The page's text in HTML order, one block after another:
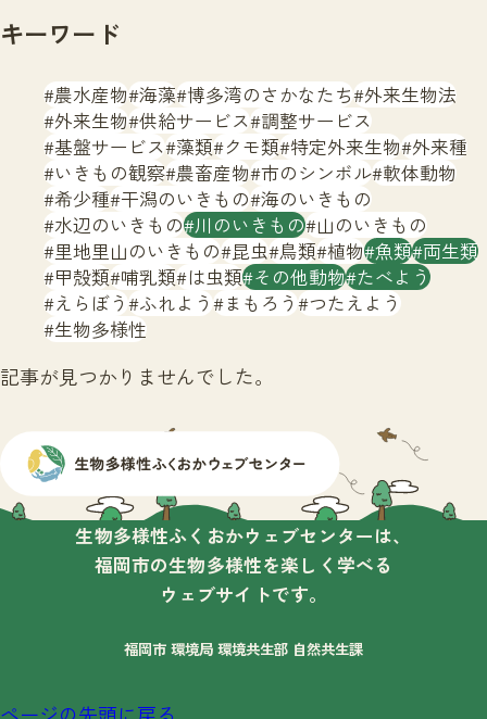
文字サイズ 小 中 大
生物多様性ふくおかウェブセンターとは
サイトマップ
キーワード
農水産物 海藻 博多湾のさかなたち 外来生物法
外来生物 供給サービス 調整サービス
基盤サービス 藻類 クモ類 特定外来生物 外来種
いきもの観察 農畜産物 市のシンボル 軟体動物
希少種 干潟のいきもの 海のいきもの
水辺のいきもの 川のいきもの 山のいきもの
里地里山のいきもの 昆虫 鳥類 植物 魚類 両生類
甲殻類 哺乳類 は虫類 その他動物 たべよう
えらぼう ふれよう まもろう つたえよう
生物多様性
記事が見つかりませんでした。
生物多様性ふくおかウェブセンターは、
福岡市の生物多様性を楽しく学べる
ウェブサイトです。
福岡市 環境局 環境共生部 自然共生課